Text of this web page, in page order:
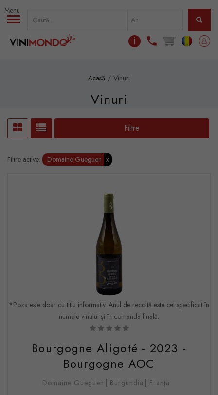
Mergi la conţinutul principal
ℹ
Acasă Vinuri
Vinuri
Filtre
Filtre active: Domaine Gueguen x
*Poza este doar cu titlu informativ. Anul de recoltă este cel specificat în
numele vinului și în comanda finală.
Bourgogne Aligoté - 2023 -
Bourgogne AOC
Domaine Gueguen Burgundia
Franţa